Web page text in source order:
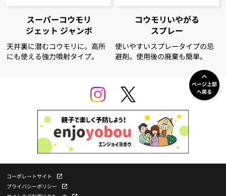
スーパーコウモリ
ジェット ジャンボ
天井裏に潜むコウモリに。高所
にも使える強力噴射タイプ。
コウモリいやがる
スプレー
使いやすいスプレータイプの忌
避剤。使用後の廃棄も簡単。
ページ上部
へ戻る
コーポレートサイト
プライバシーポリシー